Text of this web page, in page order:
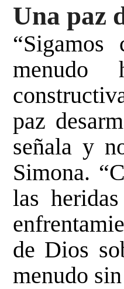
Una paz
menudo
paz
señala y
Simona.
las
de Dios
menudo